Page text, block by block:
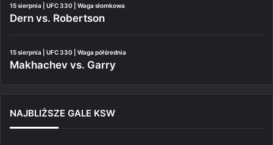
15 sierpnia | UFC 330 | Waga słomkowa
Dern vs. Robertson
15 sierpnia | UFC 330 | Waga półśrednia
Makhachev vs. Garry
NAJBLIŻSZE GALE KSW